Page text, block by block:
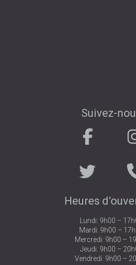
Suivez-
Heures
Lundi: 9h00 –
Mardi: 9h00 –
Mercredi: 9h00 –
Jeudi: 9h00 –
Vendredi: 9h00 –